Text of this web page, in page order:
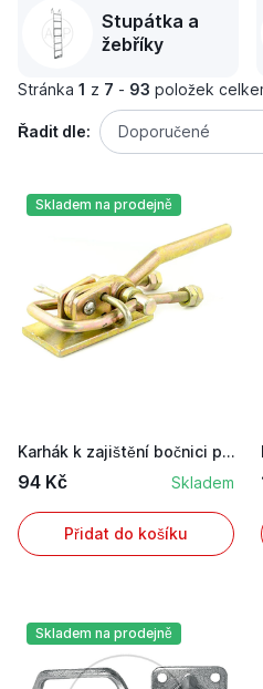
Stupátka a
žebříky
Stránka 1 z 7 - 93 položek
Řadit dle: Doporučené
Skladem na prodejně
Karhák k zajištění bočnici pro levou stranu s n...
94 Kč Skladem
Přidat do košíku
Skladem na prodejně